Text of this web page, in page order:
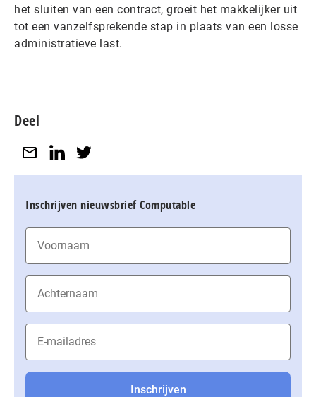
het sluiten van een contract, groeit het makkelijker uit
tot een vanzelfsprekende stap in plaats van een losse
administratieve last.
Deel
Inschrijven nieuwsbrief Computable